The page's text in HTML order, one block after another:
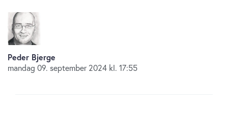
Peder Bjerge
mandag 09. september 2024 kl. 17:55